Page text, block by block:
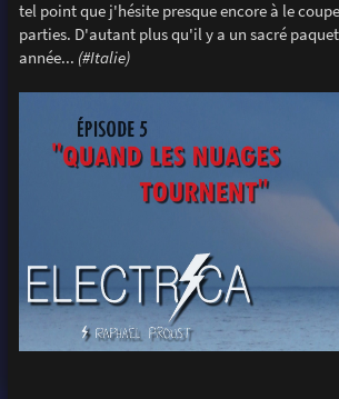
tel point que j'hésite presque encore à le
parties. D'autant plus qu'il y a un sacré
année... (#Italie)